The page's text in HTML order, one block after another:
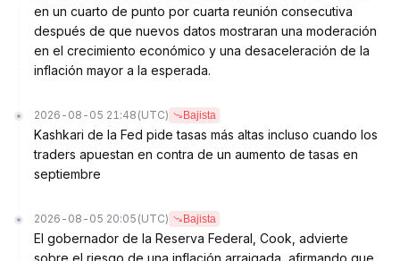
en un cuarto de punto por cuarta reunión consecutiva
después de que nuevos datos mostraran una moderación
en el crecimiento económico y una desaceleración de la
inflación mayor a la esperada.
2026-08-05 21:48 (UTC) Bajista
Kashkari de la Fed pide tasas más altas incluso cuando los
traders apuestan en contra de un aumento de tasas en
septiembre
2026-08-05 20:05 (UTC) Bajista
El gobernador de la Reserva Federal, Cook, advierte
sobre el riesgo de una inflación arraigada, afirmando que